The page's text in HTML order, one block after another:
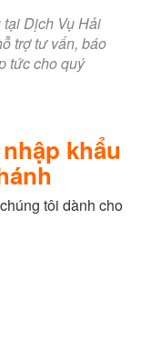
khẩu
tôi dành cho